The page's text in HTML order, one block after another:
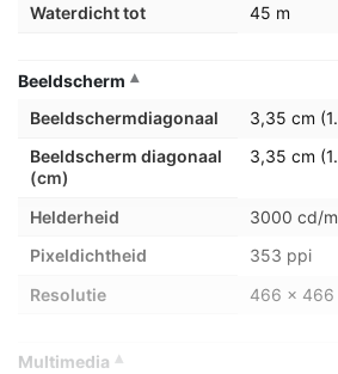
Waterdicht tot
45 m
Beeldscherm
Beeldschermdiagonaal
3,35 cm
Beeldscherm diagonaal
(cm)
3,35 cm
Helderheid
3000 cd/
Pixeldichtheid
353 ppi
Resolutie
466 x 466
Multimedia